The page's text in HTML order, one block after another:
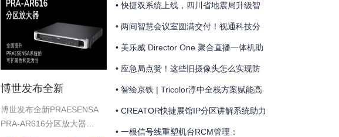
博世发布全新
PRAESENSA PRA-
AR616分区放大器 | 灵
博世发布全新PRAESENSA
PRA-AR616分区放大器…
造震撼动人的青春狂欢
• 快捷双系统上线，四川省地震局升级智
慧应急体系
• 两间智慧会议室圆满交付！视通科技分
布式系统助力中建大厦构建智慧办公新生
态
• 美乐威 Director One 聚合直播一体机助
力 “Step One Sports” 圆满完成“第二十七
届上海极限飞盘公开赛”赛事直播
• 应急局点赞！这些旧摄像头怎么实现防
险除患？
• 智绘京铁 | Tricolor淳中全栈方案赋能高
铁工务数智化升级
• CREATOR快捷展馆IP分区讲解系统助力
金山岭长城国歌主题馆
• 一根信号线重塑机台RCM管理：